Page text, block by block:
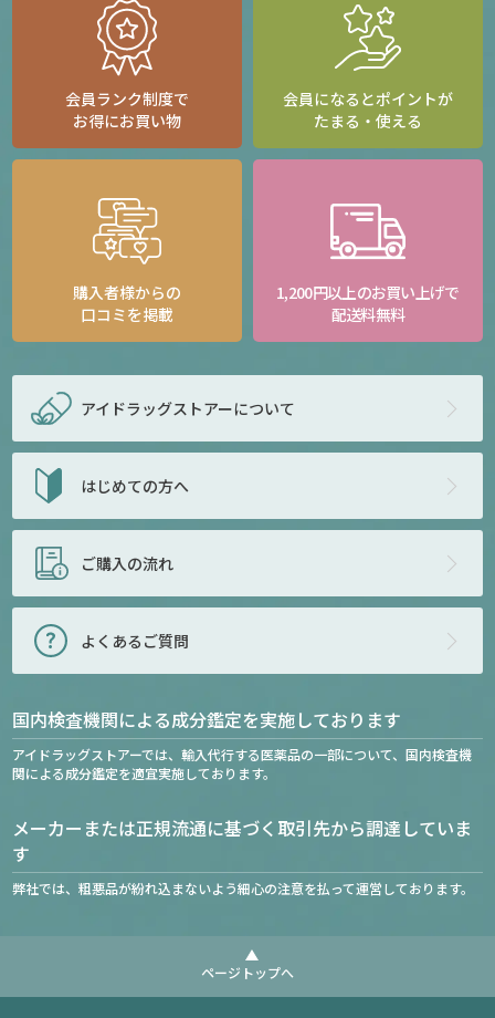
会員ランク制度で
お得にお買い物
会員になるとポイントが
たまる・使える
購入者様からの
口コミを掲載
1,200円以上のお買い上げで
配送料無料
アイドラッグストアーについて
はじめての方へ
ご購入の流れ
よくあるご質問
国内検査機関による成分鑑定を実施しております
アイドラッグストアーでは、輸入代行する医薬品の一部について、国内検査機
関による成分鑑定を適宜実施しております。
メーカーまたは正規流通に基づく取引先から調達していま
す
弊社では、粗悪品が紛れ込まないよう細心の注意を払って運営しております。
ページトップへ